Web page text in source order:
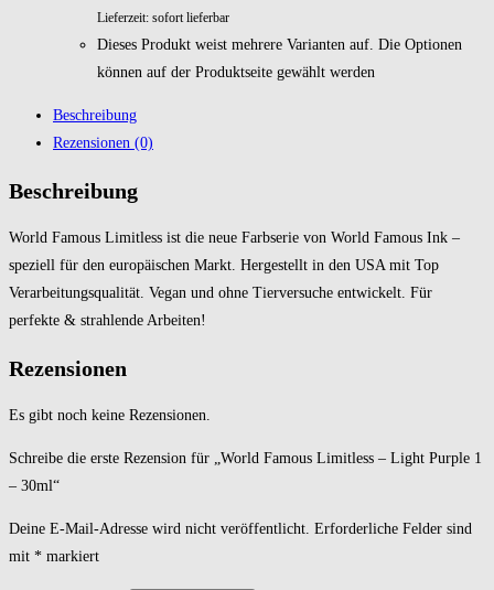
Lieferzeit: sofort lieferbar
Dieses Produkt weist mehrere Varianten auf. Die Optionen
können auf der Produktseite gewählt werden
Beschreibung
Rezensionen (0)
Beschreibung
World Famous Limitless ist die neue Farbserie von World Famous Ink –
speziell für den europäischen Markt. Hergestellt in den USA mit Top
Verarbeitungsqualität. Vegan und ohne Tierversuche entwickelt. Für
perfekte & strahlende Arbeiten!
Rezensionen
Es gibt noch keine Rezensionen.
Schreibe die erste Rezension für „World Famous Limitless – Light Purple 1
– 30ml“
Deine E-Mail-Adresse wird nicht veröffentlicht. Erforderliche Felder sind
mit * markiert